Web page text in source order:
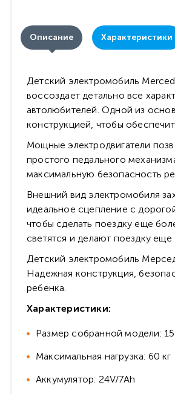
Описание Характеристики
Детский электромобиль
воссоздает детально все
автолюбителей. Одной из
конструкцией, чтобы
Мощные электродвигатели
простого педального
максимальную безопасность
Внешний вид электромобиля
идеальное сцепление с
чтобы сделать поездку еще
светятся и делают поездку
Детский электромобиль
Надежная конструкция,
ребенка.
Характеристики:
Размер собранной модели:
Максимальная нагрузка: 60 кг
Аккумулятор: 24V/7Ah